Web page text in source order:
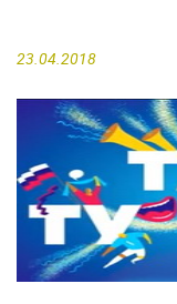
23.04.2018